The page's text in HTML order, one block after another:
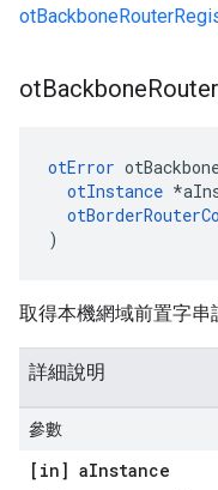
otBackboneRouter
otError
otInstance *
)
取得本機網域前置字串
詳細說明
參數
[in] aInstance